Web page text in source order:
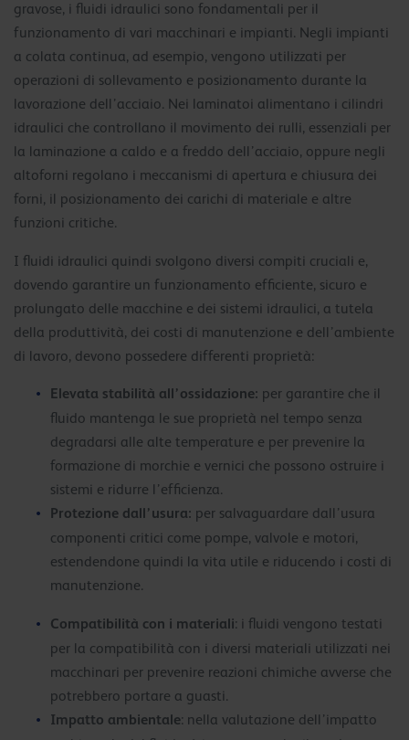
gravose, i fluidi idraulici sono fondamentali per il
funzionamento di vari macchinari e impianti. Negli impianti
a colata continua, ad esempio, vengono utilizzati per
operazioni di sollevamento e posizionamento durante la
lavorazione dell’acciaio. Nei laminatoi alimentano i cilindri
idraulici che controllano il movimento dei rulli, essenziali per
la laminazione a caldo e a freddo dell’acciaio, oppure negli
altoforni regolano i meccanismi di apertura e chiusura dei
forni, il posizionamento dei carichi di materiale e altre
funzioni critiche.
I fluidi idraulici quindi svolgono diversi compiti cruciali e,
dovendo garantire un funzionamento efficiente, sicuro e
prolungato delle macchine e dei sistemi idraulici, a tutela
della produttività, dei costi di manutenzione e dell’ambiente
di lavoro, devono possedere differenti proprietà:
Elevata stabilità all’ossidazione: per garantire che il
fluido mantenga le sue proprietà nel tempo senza
degradarsi alle alte temperature e per prevenire la
formazione di morchie e vernici che possono ostruire i
sistemi e ridurre l’efficienza.
Protezione dall’usura: per salvaguardare dall’usura
componenti critici come pompe, valvole e motori,
estendendone quindi la vita utile e riducendo i costi di
manutenzione.
Compatibilità con i materiali: i fluidi vengono testati
per la compatibilità con i diversi materiali utilizzati nei
macchinari per prevenire reazioni chimiche avverse che
potrebbero portare a guasti.
Impatto ambientale: nella valutazione dell’impatto